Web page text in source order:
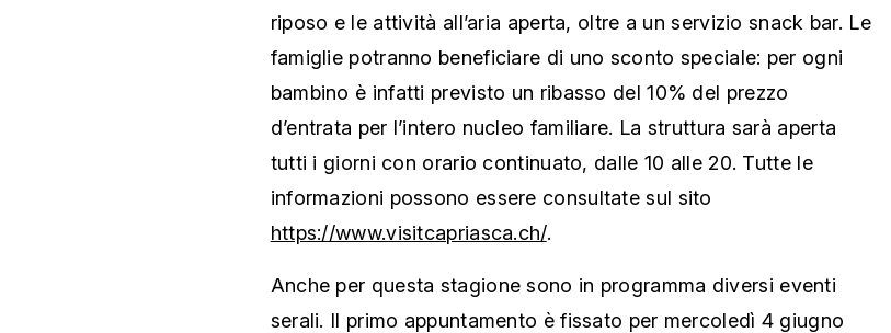
riposo e le attività all’aria aperta, oltre a un servizio snack bar. Le
famiglie potranno beneficiare di uno sconto speciale: per ogni
bambino è infatti previsto un ribasso del 10% del prezzo
d’entrata per l’intero nucleo familiare. La struttura sarà aperta
tutti i giorni con orario continuato, dalle 10 alle 20. Tutte le
informazioni possono essere consultate sul sito
https://www.visitcapriasca.ch/.
Anche per questa stagione sono in programma diversi eventi
serali. Il primo appuntamento è fissato per mercoledì 4 giugno